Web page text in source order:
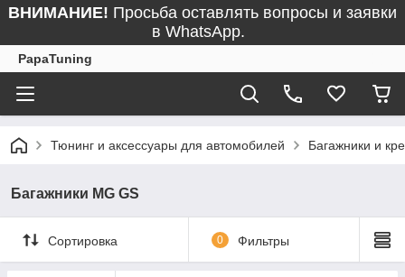
ВНИМАНИЕ! Просьба оставлять вопросы и заявки
в WhatsApp.
PapaTuning
Тюнинг и аксессуары для автомобилей Багажники и
Багажники MG GS
Сортировка 0 Фильтры